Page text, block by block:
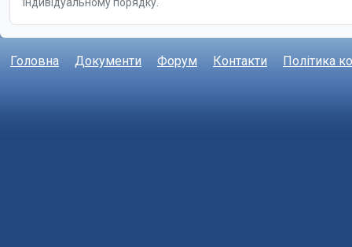
Головна Документи Форум Контакти Політика